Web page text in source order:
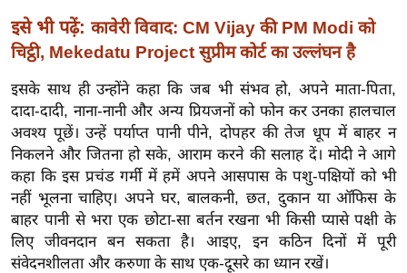
या
सा
हि
त्य
ज
ग
त
ऑ
टो
व
इसे भी पढ़ें: कावेरी विवाद: CM Vijay की PM Modi को
चिट्ठी, Mekedatu Project सुप्रीम कोर्ट का उल्लंघन है
इसके साथ ही उन्होंने कहा कि जब भी संभव हो, अपने माता-पिता,
दादा-दादी, नाना-नानी और अन्य प्रियजनों को फोन कर उनका हालचाल
अवश्य पूछें। उन्हें पर्याप्त पानी पीने, दोपहर की तेज धूप में बाहर न
निकलने और जितना हो सके, आराम करने की सलाह दें। मोदी ने आगे
कहा कि इस प्रचंड गर्मी में हमें अपने आसपास के पशु-पक्षियों को भी
नहीं भूलना चाहिए। अपने घर, बालकनी, छत, दुकान या ऑफिस के
बाहर पानी से भरा एक छोटा-सा बर्तन रखना भी किसी प्यासे पक्षी के
लिए जीवनदान बन सकता है। आइए, इन कठिन दिनों में पूरी
संवेदनशीलता और करुणा के साथ एक-दूसरे का ध्यान रखें।